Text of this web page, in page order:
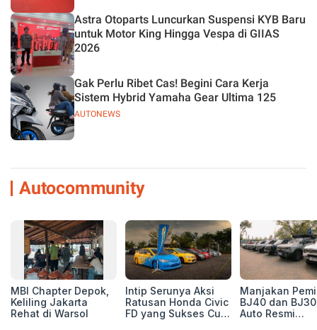
Astra Otoparts Luncurkan Suspensi KYB Baru
untuk Motor King Hingga Vespa di GIIAS
2026
AUTONEWS
Gak Perlu Ribet Cas! Begini Cara Kerja
Sistem Hybrid Yamaha Gear Ultima 125
Autocommunity
MBI Chapter Depok,
Keliling Jakarta
Rehat di Warsol
Intip Serunya Aksi
Ratusan Honda Civic
FD yang Sukses Curi
Manjakan
BJ40 dan
Auto Resmi